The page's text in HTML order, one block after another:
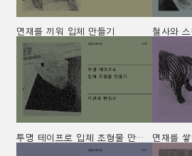
면재를 끼워 입체 만들기
투명 테이프로 입체 조형물 만들기 면재를